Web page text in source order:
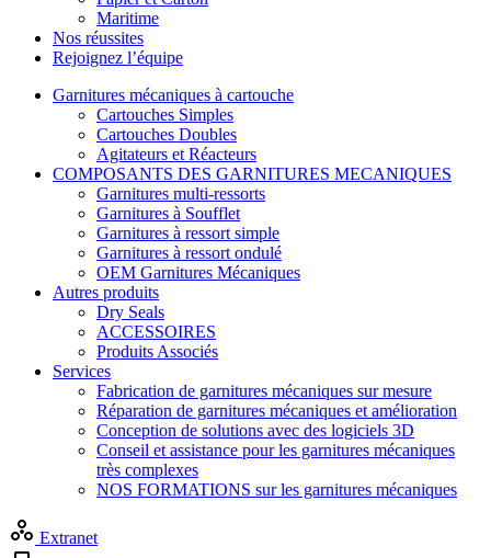
Maritime
Nos réussites
Rejoignez l’équipe
Garnitures mécaniques à cartouche
Cartouches Simples
Cartouches Doubles
Agitateurs et Réacteurs
COMPOSANTS DES GARNITURES MECANIQUES
Garnitures multi-ressorts
Garnitures à Soufflet
Garnitures à ressort simple
Garnitures à ressort ondulé
OEM Garnitures Mécaniques
Autres produits
Dry Seals
ACCESSOIRES
Produits Associés
Services
Fabrication de garnitures mécaniques sur mesure
Réparation de garnitures mécaniques et amélioration
Conception de solutions avec des logiciels 3D
Conseil et assistance pour les garnitures mécaniques
très complexes
NOS FORMATIONS sur les garnitures mécaniques
Extranet